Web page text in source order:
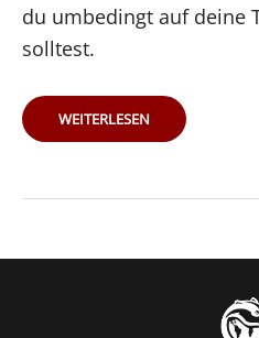
du umbedingt auf deine
solltest.
LANZAROTE
IM
FRÜHLING:
WEITERLESEN